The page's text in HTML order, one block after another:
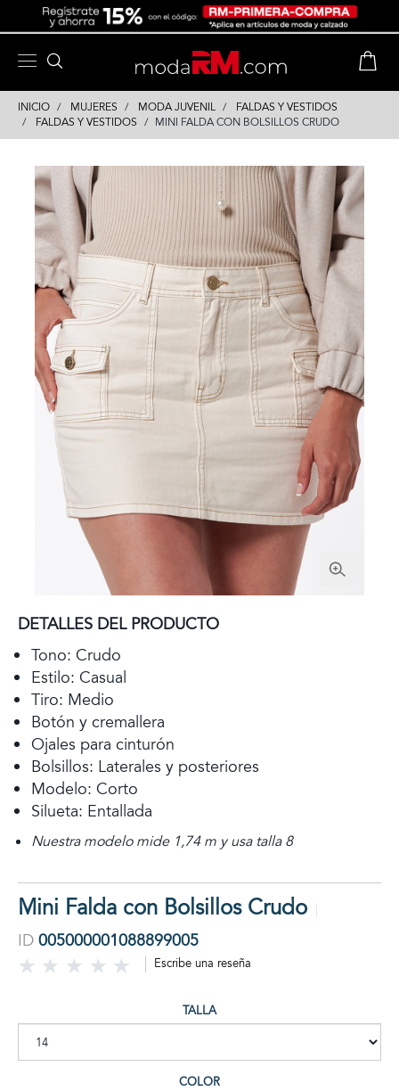
INICIO MUJERES MODA JUVENIL
FALDAS Y VESTIDOS
FALDAS Y VESTIDOS
MINI FALDA CON BOLSILLOS CRUDO
DETALLES DEL PRODUCTO
Tono: Crudo
Estilo: Casual
Tiro: Medio
Botón y cremallera
Ojales para cinturón
Bolsillos: Laterales y posteriores
Modelo: Corto
Silueta: Entallada
Nuestra modelo mide 1,74 m y usa talla 8
Mini Falda con Bolsillos Crudo
ID 005000001088899005
Escribe una reseña
TALLA
COLOR